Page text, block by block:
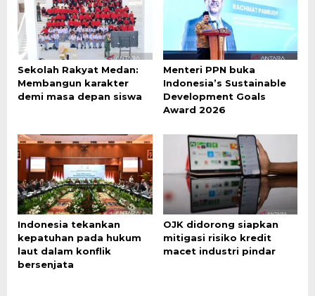
Sekolah Rakyat Medan:
Membangun karakter
demi masa depan siswa
Menteri PPN buka
Indonesia’s Sustainable
Development Goals
Award 2026
Indonesia tekankan
kepatuhan pada hukum
laut dalam konflik
bersenjata
OJK didorong siapkan
mitigasi risiko kredit
macet industri pindar